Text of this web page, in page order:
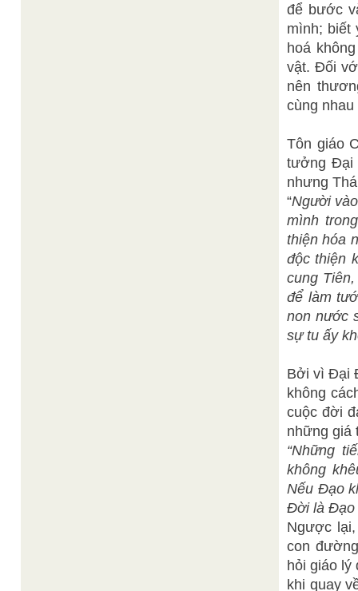
để bước
mình; biết
hoá
vật. Đối
nên
cùng
Tôn giáo
tưởng Đại
nhưng
“Người
mình
thiện hóa
độc thiện
cung
để làm
non nước
sự tu ấy
Bởi vì Đại
không
cuộc đời
những giá
“Những
không
Nếu Đạo
Đời là Đạo
Ngược
con
hỏi giáo
khi quay